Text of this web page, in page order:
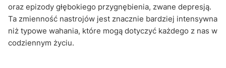
oraz epizody głębokiego przygnębienia, zwane depresją.
Ta zmienność nastrojów jest znacznie bardziej intensywna
niż typowe wahania, które mogą dotyczyć każdego z nas w
codziennym życiu.